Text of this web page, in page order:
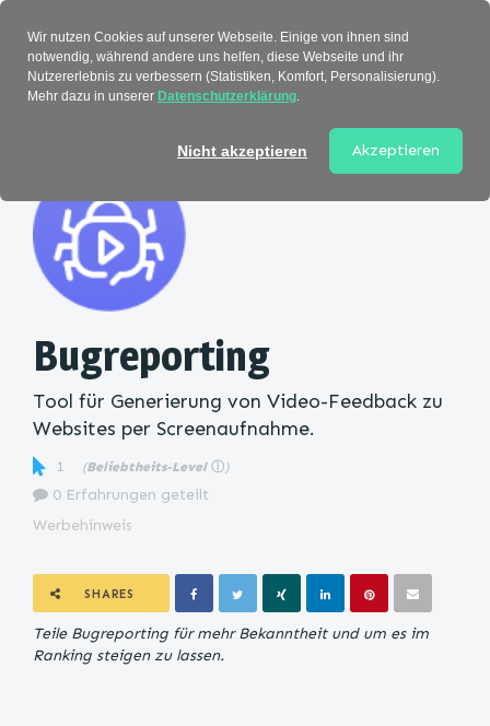
Bugreporting
Tool für Generierung von Video-Feedback zu
Websites per Screenaufnahme.
1 (Beliebtheits-Level ⓘ )
0 Erfahrungen geteilt
Werbehinweis
SHARES
Teile Bugreporting für mehr Bekanntheit und um es im
Ranking steigen zu lassen.
Wir nutzen Cookies auf unserer Webseite. Einige von ihnen sind
notwendig, während andere uns helfen, diese Webseite und ihr
Nutzererlebnis zu verbessern (Statistiken, Komfort, Personalisierung).
Mehr dazu in unserer Datenschutzerklärung.
Nicht akzeptieren Akzeptieren